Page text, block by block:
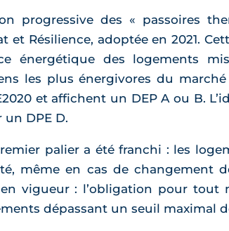
progressive des « passoires
et Résilience, adoptée en 2021.
énergétique des logements
les plus énergivores du
et affichent un DEP A ou B.
DPE D.
palier a été franchi : les
même en cas de changement
vigueur : l’obligation pour
dépassant un seuil maximal